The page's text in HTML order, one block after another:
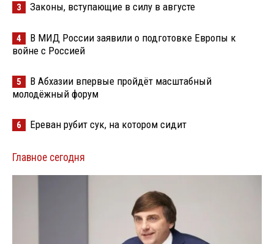
3 Законы, вступающие в силу в августе
4
В МИД России заявили о подготовке Европы к
войне с Россией
5
В Абхазии впервые пройдёт масштабный
молодёжный форум
6 Ереван рубит сук, на котором сидит
Главное сегодня